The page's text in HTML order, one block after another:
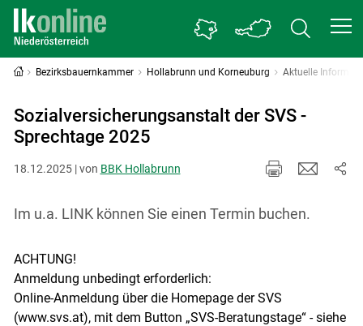
Bezirksbauernkammer Hollabrunn und Korneuburg Aktuelle
Sozialversicherungsanstalt der SVS -
Sprechtage 2025
18.12.2025 | von BBK Hollabrunn
Im u.a. LINK können Sie einen Termin buchen.
ACHTUNG!
Anmeldung unbedingt erforderlich:
Online-Anmeldung über die Homepage der SVS
(www.svs.at), mit dem Button „SVS-Beratungstage“ - siehe